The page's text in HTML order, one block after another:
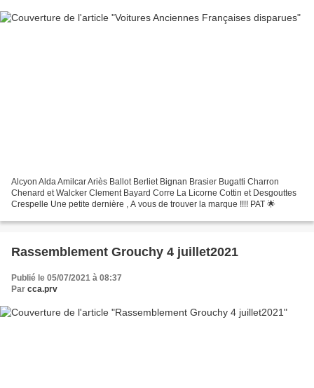
Alcyon Alda Amilcar Ariès Ballot Berliet Bignan Brasier Bugatti Charron
Chenard et Walcker Clement Bayard Corre La Licorne Cottin et Desgouttes
Crespelle Une petite dernière , A vous de trouver la marque !!!! PAT 🌟
Rassemblement Grouchy 4 juillet2021
Publié le 05/07/2021 à 08:37
Par cca.prv